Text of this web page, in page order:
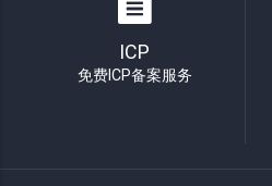
ICP
免费ICP备案服务